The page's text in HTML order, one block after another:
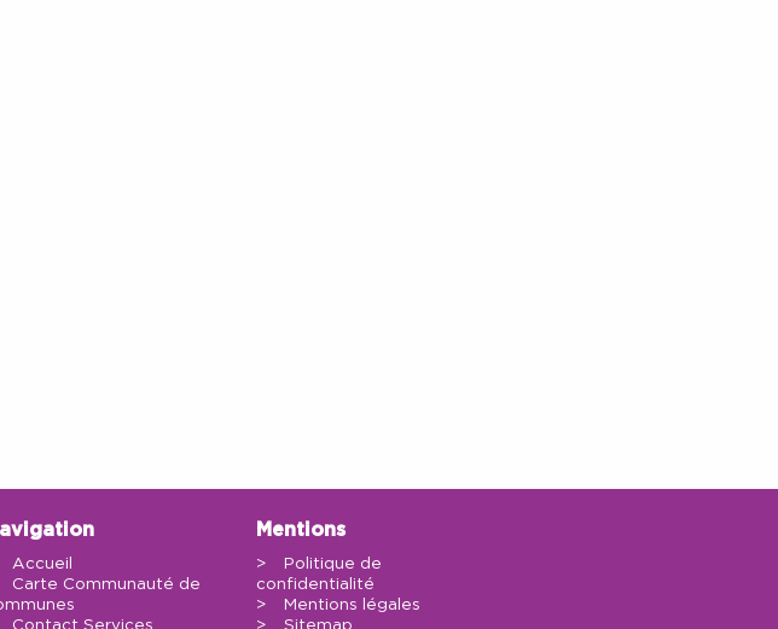
Accueil
Carte Communauté de
Mentions
Politique de
confidentialité
Mentions légales